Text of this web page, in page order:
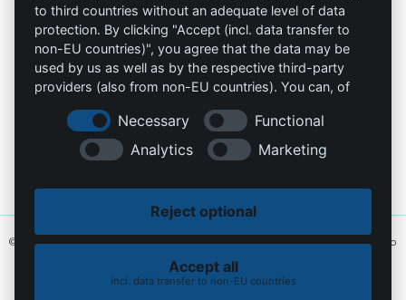
Contacto
info@die-schutzprofis.de
+49 (511) 679997-97
Wohlenbergstraße 6
Alemania
© 2026 Los profesionales de la protección. Hecho con amorMiU24®y alojado
to third countries without an adequate level of data
protection. By clicking "Accept (incl. data transfer to
non-EU countries)", you agree that the data may be
used by us as well as by the respective third-party
providers (also from non-EU countries). You can, of
Necessary
Functional
Analytics
Marketing
Reject optional
Accept all
incl. data transfer to non-EU countries